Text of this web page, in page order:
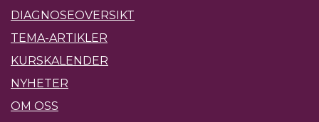
DIAGNOSEOVERSIKT
TEMA-ARTIKLER
KURSKALENDER
NYHETER
OM OSS